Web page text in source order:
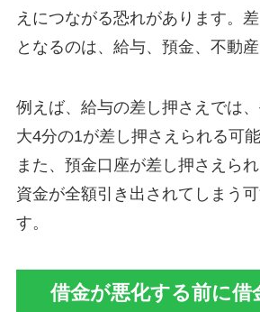
えにつながる恐れがあります。
となるのは、給与、預金、不動産
例えば、給与の差し押さえでは
大4分の1が差し押さえられる可
また、預金口座が差し押さえら
資金が全額引き出されてしまう
す。
借金が悪化する前に借